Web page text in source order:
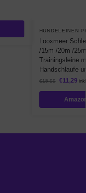
HUNDELEINEN
Looxmeer
/15m /20m /
Trainingsleine
Handschlaufe
€15,99 €11,29